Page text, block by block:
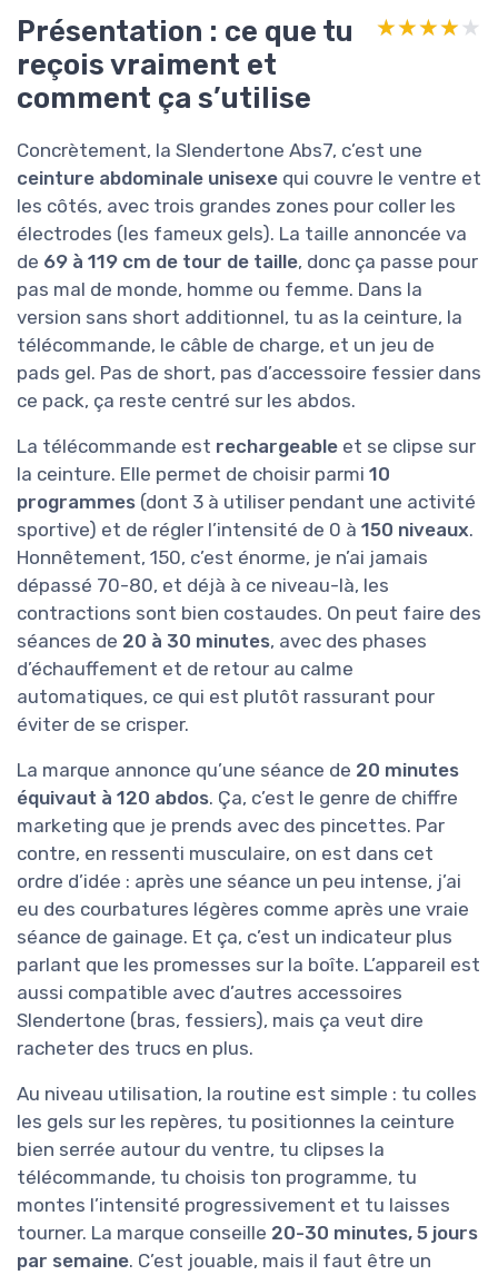
Présentation : ce que tu
reçois vraiment et
comment ça s’utilise
★★★★★
★★★★★
Concrètement, la Slendertone Abs7, c’est une
ceinture abdominale unisexe qui couvre le ventre et
les côtés, avec trois grandes zones pour coller les
électrodes (les fameux gels). La taille annoncée va
de 69 à 119 cm de tour de taille, donc ça passe pour
pas mal de monde, homme ou femme. Dans la
version sans short additionnel, tu as la ceinture, la
télécommande, le câble de charge, et un jeu de
pads gel. Pas de short, pas d’accessoire fessier dans
ce pack, ça reste centré sur les abdos.
La télécommande est rechargeable et se clipse sur
la ceinture. Elle permet de choisir parmi 10
programmes (dont 3 à utiliser pendant une activité
sportive) et de régler l’intensité de 0 à 150 niveaux.
Honnêtement, 150, c’est énorme, je n’ai jamais
dépassé 70-80, et déjà à ce niveau-là, les
contractions sont bien costaudes. On peut faire des
séances de 20 à 30 minutes, avec des phases
d’échauffement et de retour au calme
automatiques, ce qui est plutôt rassurant pour
éviter de se crisper.
La marque annonce qu’une séance de 20 minutes
équivaut à 120 abdos. Ça, c’est le genre de chiffre
marketing que je prends avec des pincettes. Par
contre, en ressenti musculaire, on est dans cet
ordre d’idée : après une séance un peu intense, j’ai
eu des courbatures légères comme après une vraie
séance de gainage. Et ça, c’est un indicateur plus
parlant que les promesses sur la boîte. L’appareil est
aussi compatible avec d’autres accessoires
Slendertone (bras, fessiers), mais ça veut dire
racheter des trucs en plus.
Au niveau utilisation, la routine est simple : tu colles
les gels sur les repères, tu positionnes la ceinture
bien serrée autour du ventre, tu clipses la
télécommande, tu choisis ton programme, tu
montes l’intensité progressivement et tu laisses
tourner. La marque conseille 20-30 minutes, 5 jours
par semaine. C’est jouable, mais il faut être un